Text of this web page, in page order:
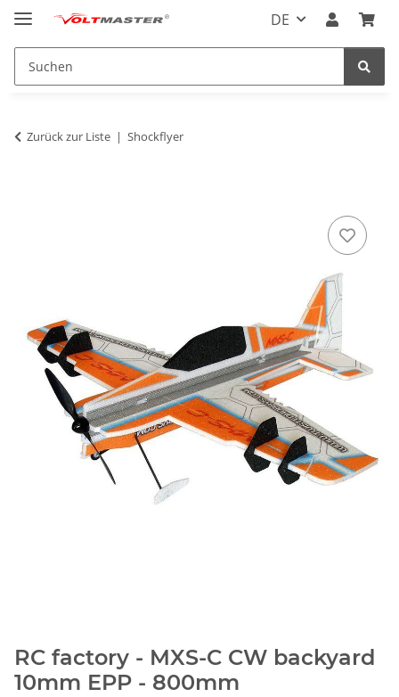
DE
Zurück zur Liste Shockflyer
RC factory - MXS-C CW backyard
10mm EPP - 800mm